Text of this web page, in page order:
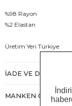
%98 Rayon
%2 Elastan
Üretim Yeri Türkiye
İADE VE DEĞIŞIM
MANKEN ÖLÇÜLERI